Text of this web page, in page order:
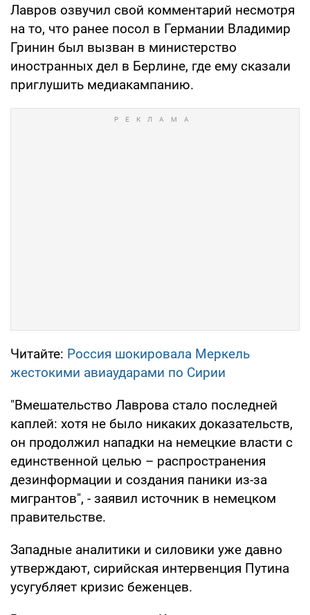
Лавров озвучил свой комментарий несмотря
на то, что ранее посол в Германии Владимир
Гринин был вызван в министерство
иностранных дел в Берлине, где ему сказали
приглушить медиакампанию.
Читайте: Россия шокировала Меркель
жестокими авиаударами по Сирии
"Вмешательство Лаврова стало последней
каплей: хотя не было никаких доказательств,
он продолжил нападки на немецкие власти с
единственной целью – распространения
дезинформации и создания паники из-за
мигрантов", - заявил источник в немецком
правительстве.
Западные аналитики и силовики уже давно
утверждают, сирийская интервенция Путина
усугубляет кризис беженцев.